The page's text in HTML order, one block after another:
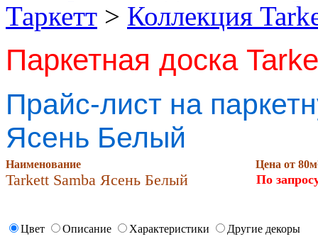
Таркетт > Коллекция
Паркетная доска
Прайс-лист на
Ясень Белый
Наименование Цена от 80м
Tarkett Samba Ясень Белый По
Цвет Описание Характеристики Другие декоры